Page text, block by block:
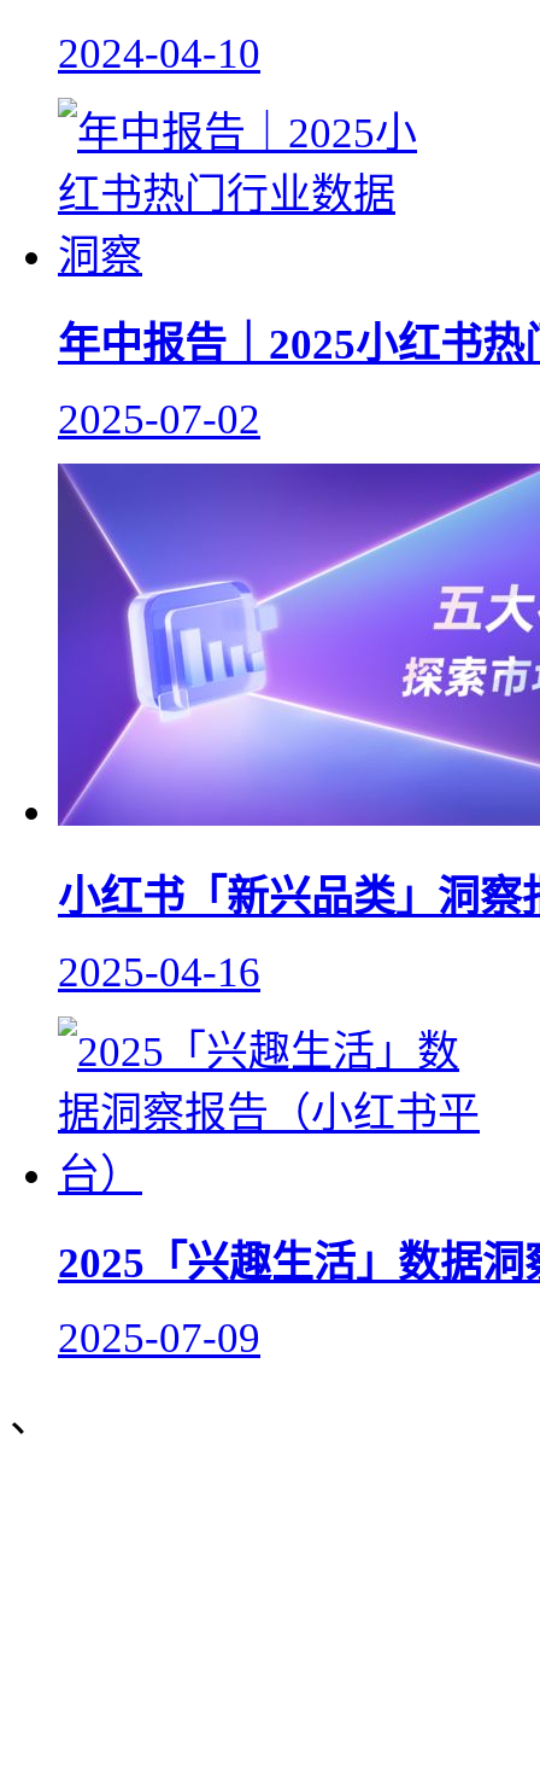
2024-04-10
年中报告｜2025小红书
2025-07-02
小红书「新兴品类」洞察
2025-04-16
2025「兴趣生活」数据
2025-07-09
、